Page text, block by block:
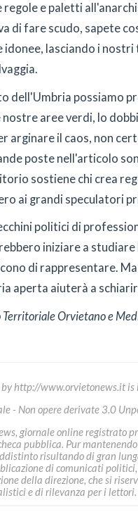
e paletti
di fare scudo, sapete
idonee, lasciando i
dell'Umbria possiamo
aree verdi, lo
arginare il caos, non
poste nell'articolo
sostiene chi crea
ai grandi speculatori
politici di
iniziare a
di rappresentare.
aperta aiuterà a
Orvietano e
http://www.orvietonews.itis
- Non opere derivate 3.0
giornale online registrato
pubblica. Pur
risultando di gran
di comunicati
della direzione, che si
e di rilevanza per i lettori.